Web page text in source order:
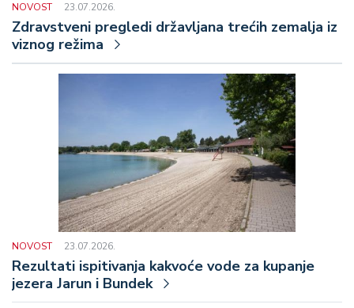
NOVOST 23.07.2026.
Zdravstveni pregledi državljana trećih zemalja iz
viznog režima
NOVOST 23.07.2026.
Rezultati ispitivanja kakvoće vode za kupanje
jezera Jarun i Bundek